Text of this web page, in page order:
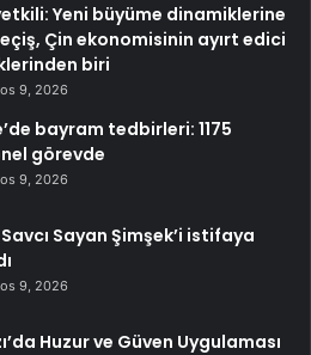
Yeni büyüme dinamiklerine
Çin ekonomisinin ayırt edici
biri
9, 2026
bayram tedbirleri: 1175
görevde
9, 2026
Savcı Sayan Şimşek’i istifaya
9, 2026
Huzur ve Güven Uygulaması